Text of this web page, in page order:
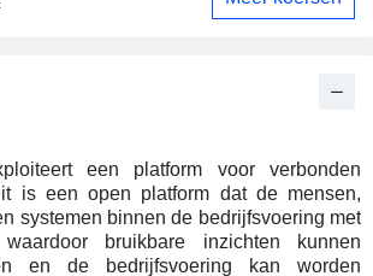
een platform voor verbonden
is een open platform dat de mensen,
systemen binnen de bedrijfsvoering met
bruikbare inzichten kunnen
en de bedrijfsvoering kan worden